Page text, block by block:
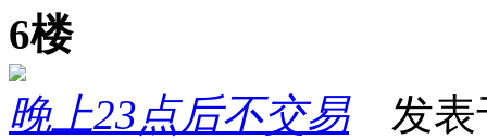
6楼
晚上23点后不交易发表